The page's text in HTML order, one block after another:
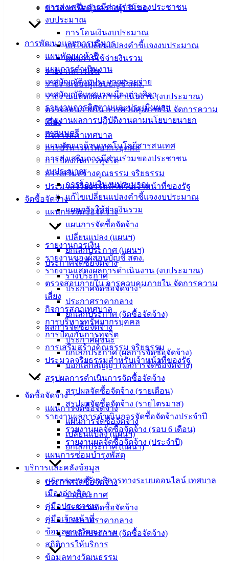
การส่งเสริมการมีส่วนร่วมของประชาชน
งบประมาณ
การโอนเงินงบประมาณ
แก้ไขเปลี่ยนแปลงคำชี้แจงงบประมาณ
แผนการใช้จ่ายงินรวม
รายงานการเงิน
รายงานของผู้สอบบัญชี สตง.
รายงานแสดงผลการดำเนินงาน (งบประมาณ)
ตรวจสอบภายใน การควบคุมภายใน จัดการความ
เสี่ยง
กิจการสภาเทศบาล
การบริหารทรัพยากรบุคคล
การป้องกันการทุจริต
การเสริมสร้างคุณธรรม จริยธรรม
ประมวลจริยธรรมสำหรับเจ้าหน้าที่ของรัฐ
จัดซื้อจัดจ้าง
แผนการจัดซื้อจัดจ้าง
แผนการจัดซื้อจัดจ้าง
เปลี่ยนแปลง (แผนฯ)
ยกเลิกประกาศ (แผนฯ)
ประกาศจัดซื้อจัดจ้าง
ร่างประกาศ
ประกาศจัดซื้อจัดจ้าง
ประกาศราคากลาง
ยกเลิกประกาศ (จัดซื้อจัดจ้าง)
ผลการจัดซื้อจัดจ้าง
ประกาศผู้ชนะ
ยกเลิกประกาศ (ผลการจัดซื้อจัดจ้าง)
บอกเลิกสัญญา (ผลการจัดซื้อจัดจ้าง)
สรุปผลการดำเนินการจัดซื้อจัดจ้าง
สรุปผลจัดซื้อจัดจ้าง (รายเดือน)
สรุปผลจัดซื้อจัดจ้าง (รายไตรมาส)
รายงานผลการดำเนินการจัดซื้อจัดจ้างประจำปี
รายงานผลจัดซื้อจัดจ้าง (รอบ 6 เดือน)
รายงานผลจัดซื้อจัดจ้าง (ประจำปี)
แผนการซ่อมบำรุงพัสดุ
บริการและคลังข้อมูล
e-Service ขอรับบริการทางระบบออนไลน์ เทศบาล
เมืองอ่างศิลา
คู่มือประชาชน
คู่มือเจ้าหน้าที่
ข้อมูลทางวัฒนธรรม
สถิติการให้บริการ
ข้อมูลทางวัฒนธรรม
ข่าวสารเพื่อคุ้มครองผู้บริโภค
การพัฒนาและการบริหาร
แผนพัฒนาห้าปี
แผนการดำเนินงาน
เทศบัญญัติงบประมาณรายจ่าย
เทศบัญญัติเทศบาลเมืองอ่างศิลา
รายงานการติดตามและประเมินผลฯ
รายงานผลการปฏิบัติงานตามนโยบายนายก
เทศมนตรี
แผนพัฒนาด้านเทคโนโลยีสารสนเทศ
การส่งเสริมการมีส่วนร่วมของประชาชน
งบประมาณ
การโอนเงินงบประมาณ
แก้ไขเปลี่ยนแปลงคำชี้แจงงบประมาณ
แผนการใช้จ่ายงินรวม
รายงานการเงิน
รายงานของผู้สอบบัญชี สตง.
รายงานแสดงผลการดำเนินงาน (งบประมาณ)
ตรวจสอบภายใน การควบคุมภายใน จัดการความ
เสี่ยง
กิจการสภาเทศบาล
การบริหารทรัพยากรบุคคล
การป้องกันการทุจริต
การเสริมสร้างคุณธรรม จริยธรรม
ประมวลจริยธรรมสำหรับเจ้าหน้าที่ของรัฐ
จัดซื้อจัดจ้าง
แผนการจัดซื้อจัดจ้าง
แผนการจัดซื้อจัดจ้าง
เปลี่ยนแปลง (แผนฯ)
ยกเลิกประกาศ (แผนฯ)
ประกาศจัดซื้อจัดจ้าง
ร่างประกาศ
ประกาศจัดซื้อจัดจ้าง
ประกาศราคากลาง
ยกเลิกประกาศ (จัดซื้อจัดจ้าง)
ประชาชน
ดาวน์โหลด
เอกสาร
สำหรับ
ประชาชน/
คู่มือการ
ปฏิบัติ
ข่าวสาร
ศุนย์
ข้อมูล
ข่าวสาร
อิเล็กทรอนิกส์
องค์
ความรู้
(Knowledge
Management)
เทศบาล
สายตรง
นายก
ประวัติ
ผู้บริหาร
และ
สภา
เทศบาล
สงวนลิขสิทธิ์ © 2563 เทศบาลเมืองอ่างศิลา จังหวัดชลบุรี |
angsilacity.go.th | Powered byBuuscript